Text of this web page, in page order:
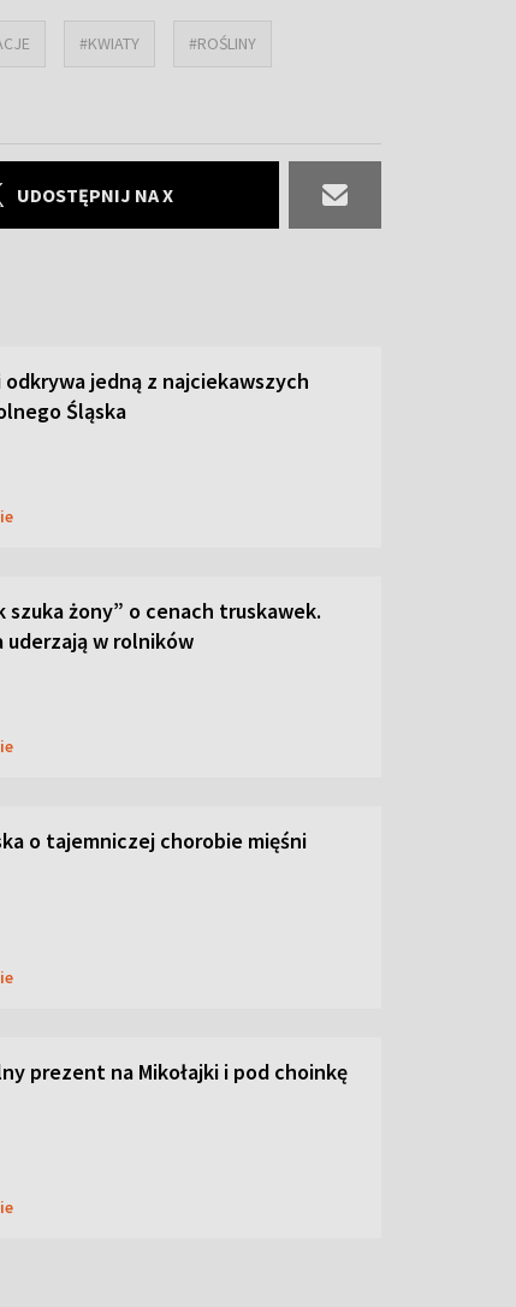
#KWIATY #ROŚLINY
UDOSTĘPNIJ NA X
odkrywa jedną z najciekawszych
Śląska
szuka żony” o cenach truskawek.
uderzają w rolników
o tajemniczej chorobie mięśni
prezent na Mikołajki i pod choinkę